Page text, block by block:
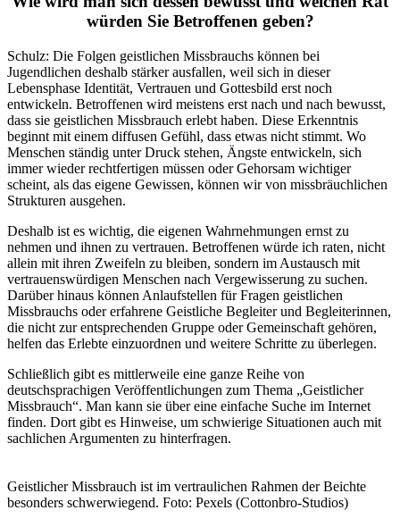
würden Sie Betroffenen geben?
Schulz: Die Folgen geistlichen Missbrauchs können bei
Jugendlichen deshalb stärker ausfallen, weil sich in dieser
Lebensphase Identität, Vertrauen und Gottesbild erst noch
entwickeln. Betroffenen wird meistens erst nach und nach bewusst,
dass sie geistlichen Missbrauch erlebt haben. Diese Erkenntnis
beginnt mit einem diffusen Gefühl, dass etwas nicht stimmt. Wo
Menschen ständig unter Druck stehen, Ängste entwickeln, sich
immer wieder rechtfertigen müssen oder Gehorsam wichtiger
scheint, als das eigene Gewissen, können wir von missbräuchlichen
Strukturen ausgehen.
Deshalb ist es wichtig, die eigenen Wahrnehmungen ernst zu
nehmen und ihnen zu vertrauen. Betroffenen würde ich raten, nicht
allein mit ihren Zweifeln zu bleiben, sondern im Austausch mit
vertrauenswürdigen Menschen nach Vergewisserung zu suchen.
Darüber hinaus können Anlaufstellen für Fragen geistlichen
Missbrauchs oder erfahrene Geistliche Begleiter und Begleiterinnen,
die nicht zur entsprechenden Gruppe oder Gemeinschaft gehören,
helfen das Erlebte einzuordnen und weitere Schritte zu überlegen.
Schließlich gibt es mittlerweile eine ganze Reihe von
deutschsprachigen Veröffentlichungen zum Thema „Geistlicher
Missbrauch“. Man kann sie über eine einfache Suche im Internet
finden. Dort gibt es Hinweise, um schwierige Situationen auch mit
sachlichen Argumenten zu hinterfragen.
Geistlicher Missbrauch ist im vertraulichen Rahmen der Beichte
besonders schwerwiegend. Foto: Pexels (Cottonbro-Studios)